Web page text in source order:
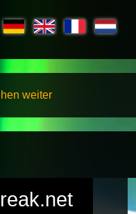
weiter